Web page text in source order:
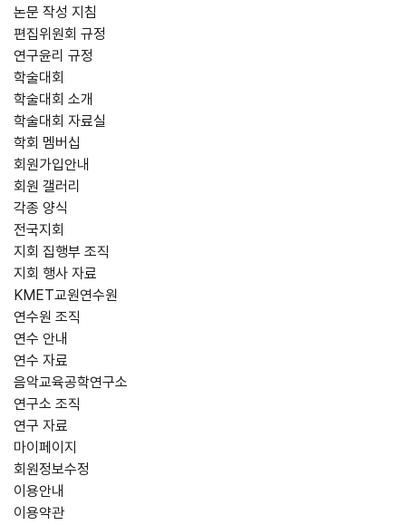
논문 작성 지침
편집위원회 규정
연구윤리 규정
학술대회
학술대회 소개
학술대회 자료실
학회 멤버십
회원가입안내
회원 갤러리
각종 양식
전국지회
지회 집행부 조직
지회 행사 자료
KMET교원연수원
연수원 조직
연수 안내
연수 자료
음악교육공학연구소
연구소 조직
연구 자료
마이페이지
회원정보수정
이용안내
이용약관